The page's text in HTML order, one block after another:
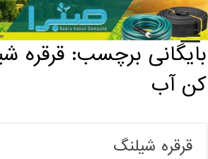
خانه / بایگانی برچسب: قرقره شیلنگ جمع کن
بایگانی برچسب:قرقره
کن آب
قرقره شیلنگ